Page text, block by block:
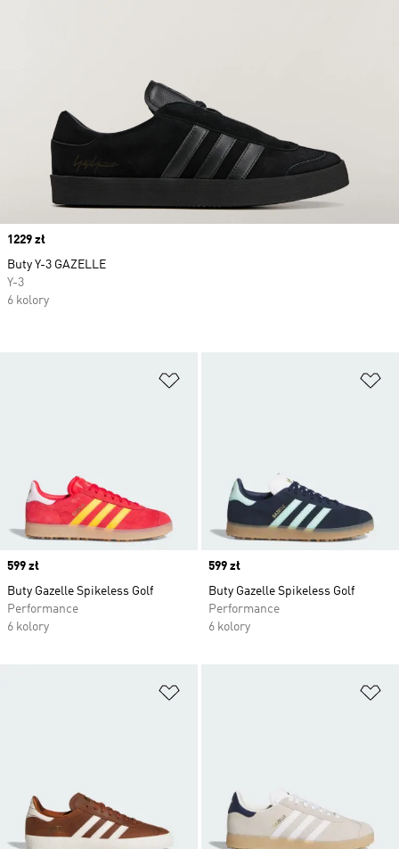
Price
599 zł
Buty Gazelle Spikeless Golf
Performance
6 kolory
Price
599 zł
Buty Gazelle Spikeless Golf
Performance
6 kolory
Price
1229 zł
Buty Y-3 GAZELLE
Y-3
6 kolory